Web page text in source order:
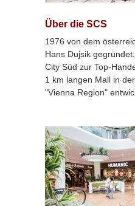
Über die SCS
1976 von dem
Hans Dujsik
City Süd zur Top-
1 km langen Mall in
"Vienna Region"